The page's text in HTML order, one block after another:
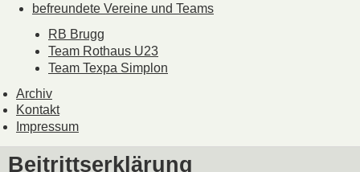
befreundete Vereine und Teams
RB Brugg
Team Rothaus U23
Team Texpa Simplon
Archiv
Kontakt
Impressum
Beitrittserklärung